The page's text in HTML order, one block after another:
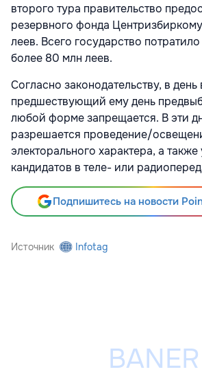
второго тура правительство
резервного фонда
леев. Всего государство
более 80 млн леев.
Согласно законодательству, в
предшествующий ему день
любой форме запрещается. В эти
разрешается проведение/
электорального характера, а также
кандидатов в теле- или
Подпишитесь на новости
Источник Infotag